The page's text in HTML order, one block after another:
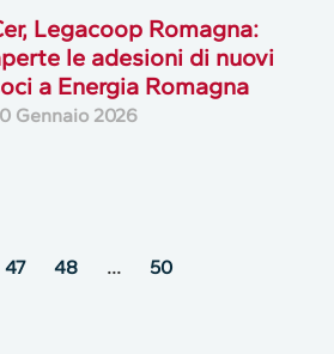
Legacoop Romagna:
le adesioni di nuovi
a Energia Romagna
Gennaio 2026
47 48 … 50